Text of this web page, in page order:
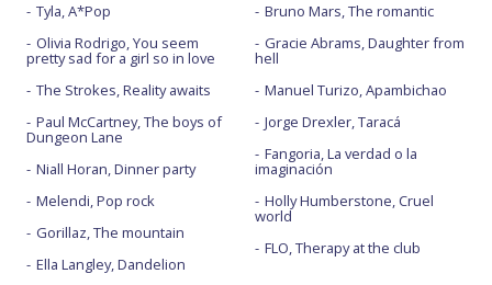
Tyla, A*Pop
Olivia Rodrigo, You seem
pretty sad for a girl so in love
The Strokes, Reality awaits
Paul McCartney, The boys of
Dungeon Lane
Niall Horan, Dinner party
Melendi, Pop rock
Gorillaz, The mountain
Ella Langley, Dandelion
Bruno Mars, The romantic
Gracie Abrams, Daughter from
hell
Manuel Turizo, Apambichao
Jorge Drexler, Taracá
Fangoria, La verdad o la
imaginación
Holly Humberstone, Cruel
world
FLO, Therapy at the club